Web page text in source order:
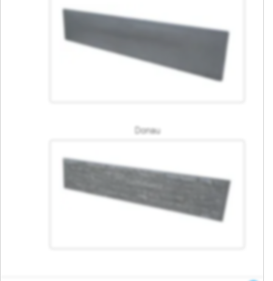
Donau